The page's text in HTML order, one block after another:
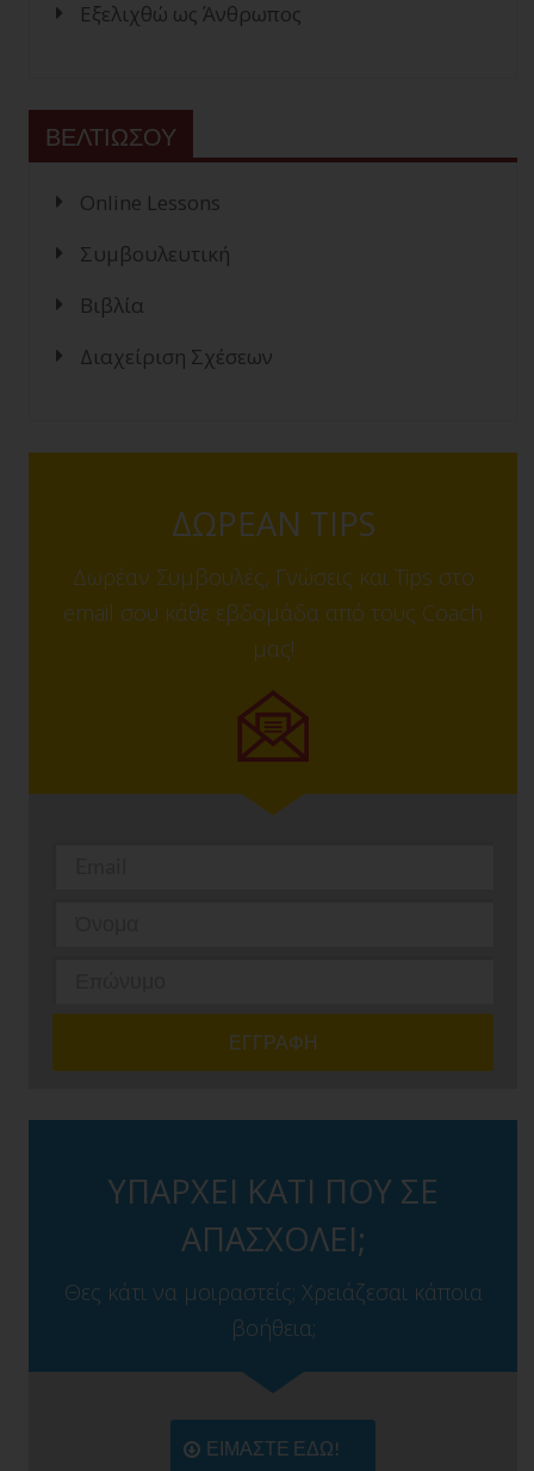
Εξελιχθώ ως Άνθρωπος
ΒΕΛΤΙΩΣΟΥ
Online Lessons
Συμβουλευτική
Βιβλία
Διαχείριση Σχέσεων
ΔΩΡΕΑΝ TIPS
Δωρέαν Συμβουλές, Γνώσεις και Tips στο
email σου κάθε εβδομάδα από τους Coach
μας!
ΥΠΑΡΧΕΙ ΚΑΤΙ ΠΟΥ ΣΕ
ΑΠΑΣΧΟΛΕΙ;
Θες κάτι να μοιραστείς; Χρειάζεσαι κάποια
βοήθεια;
ΕΙΜΑΣΤΕ ΕΔΩ!